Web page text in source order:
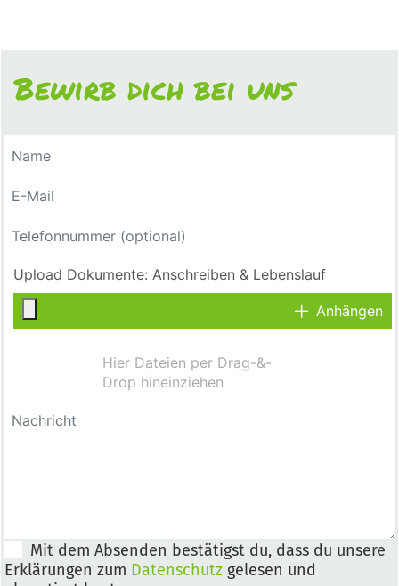
Bewirb dich bei uns
Anhängen
Mit dem Absenden bestätigst du, dass du unsere
Erklärungen zum Datenschutz gelesen und